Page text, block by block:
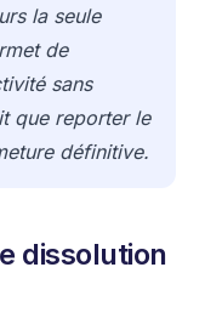
la seule
de
sans
que reporter le
définitive.
dissolution